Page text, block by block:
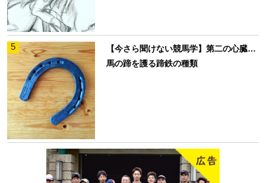
5
【今さら聞けない競馬学】第二の心臓…
馬の蹄を護る蹄鉄の種類